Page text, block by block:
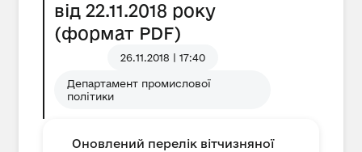
від 22.11.2018 року
(формат PDF)
26.11.2018 | 17:40
Департамент промислової
політики
Оновлений перелік вітчизняної